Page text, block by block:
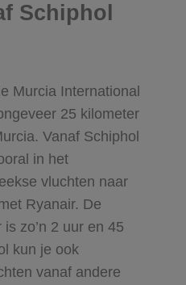
Schiphol
Murcia International
25 kilometer
Vanaf Schiphol
in het
vluchten naar
Ryanair. De
zo’n 2 uur en 45
kun je ook
vanaf andere